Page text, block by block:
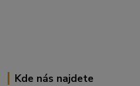
Kde nás najdete